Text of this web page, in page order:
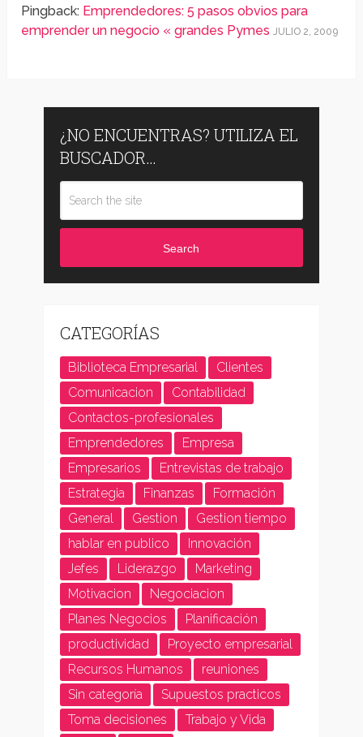
Pingback: Emprendedores: 5 pasos obvios para
emprender un negocio « grandes Pymes JULIO 2, 2009
¿NO ENCUENTRAS? UTILIZA EL
BUSCADOR…
Search
CATEGORÍAS
Biblioteca Empresarial
Clientes
Comunicacion
Contabilidad
Contactos-profesionales
Emprendedores
Empresa
Empresarios
Entrevistas de trabajo
Estrategia
Finanzas
Formación
General
Gestion
Gestion tiempo
hablar en publico
Innovación
Jefes
Liderazgo
Marketing
Motivacion
Negociacion
Planes Negocios
Planificación
productividad
Proyecto empresarial
Recursos Humanos
reuniones
Sin categoría
Supuestos practicos
Toma decisiones
Trabajo y Vida